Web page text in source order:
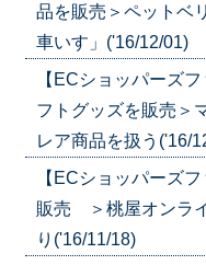
品を販売＞ペットベ
車いす」('16/12/01)
【ECショッパーズ
フトグッズを販売＞
レア商品を扱う('16/
【ECショッパーズ
販売 ＞桃屋オンラ
り('16/11/18)